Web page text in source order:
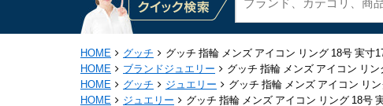
HOME グッチ
グッチ 指輪 メンズ アイコン リング 18号 実寸
HOME
ブランドジュエリー
グッチ 指輪 メンズ アイコン リ
HOME
グッチ ジュエリー
グッチ 指輪 メンズ アイコン リ
HOME
ジュエリー
グッチ 指輪 メンズ アイコン リング 18号